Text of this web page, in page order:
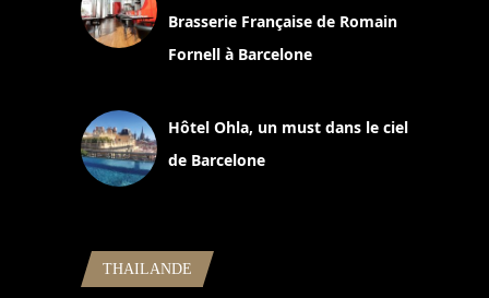
Brasserie Française de Romain
Fornell à Barcelone
Hôtel Ohla, un must dans le ciel
de Barcelone
THAILANDE